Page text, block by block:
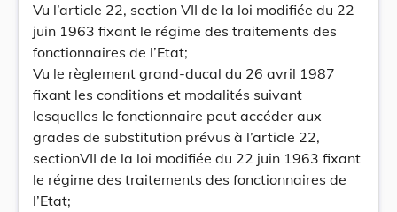
Vu l’article 22, section VII de la loi modifiée du 22
juin 1963 fixant le régime des traitements des
fonctionnaires de l’Etat;
Vu le règlement grand-ducal du 26 avril 1987
fixant les conditions et modalités suivant
lesquelles le fonctionnaire peut accéder aux
grades de substitution prévus à l’article 22,
sectionVII de la loi modifiée du 22 juin 1963 fixant
le régime des traitements des fonctionnaires de
l’Etat;